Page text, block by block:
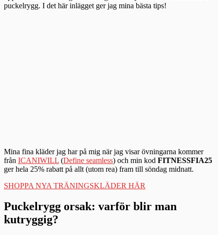
puckelrygg. I det här inlägget ger jag mina bästa tips!
Mina fina kläder jag har på mig när jag visar övningarna kommer
från ICANIWILL (Define seamless) och min kod FITNESSFIA25
ger hela 25% rabatt på allt (utom rea) fram till söndag midnatt.
SHOPPA NYA TRÄNINGSKLÄDER HÄR
Puckelrygg orsak: varför blir man
kutryggig?